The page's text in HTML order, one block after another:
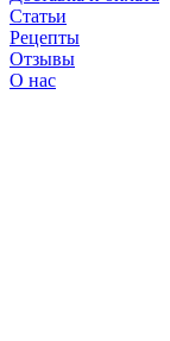
Статьи
Рецепты
Отзывы
О нас